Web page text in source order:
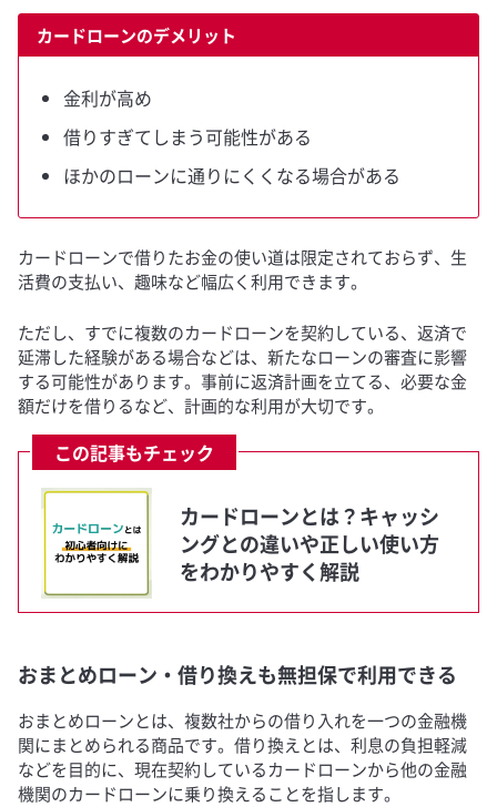
カードローンのデメリット
金利が高め
借りすぎてしまう可能性がある
ほかのローンに通りにくくなる場合がある
カードローンで借りたお金の使い道は限定されておらず、生
活費の支払い、趣味など幅広く利用できます。
ただし、すでに複数のカードローンを契約している、返済で
延滞した経験がある場合などは、新たなローンの審査に影響
する可能性があります。事前に返済計画を立てる、必要な金
額だけを借りるなど、計画的な利用が大切です。
この記事もチェック
カードローンとは？キャッシ
ングとの違いや正しい使い方
をわかりやすく解説
おまとめローン・借り換えも無担保で利用できる
おまとめローンとは、複数社からの借り入れを一つの金融機
関にまとめられる商品です。借り換えとは、利息の負担軽減
などを目的に、現在契約しているカードローンから他の金融
機関のカードローンに乗り換えることを指します。